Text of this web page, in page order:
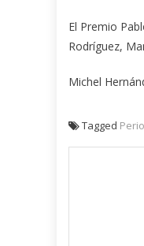
El Premio
Rodríguez,
Michel
Tagged